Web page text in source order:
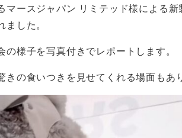
ースジャパン リミテッド様による
した。
様子を写真付きでレポートします。
の食いつきを見せてくれる場面もあ